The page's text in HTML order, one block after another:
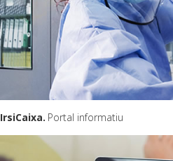
IrsiCaixa Portal informatiu